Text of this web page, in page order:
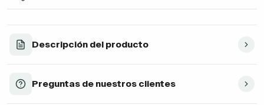
Descripción del producto
Preguntas de nuestros clientes